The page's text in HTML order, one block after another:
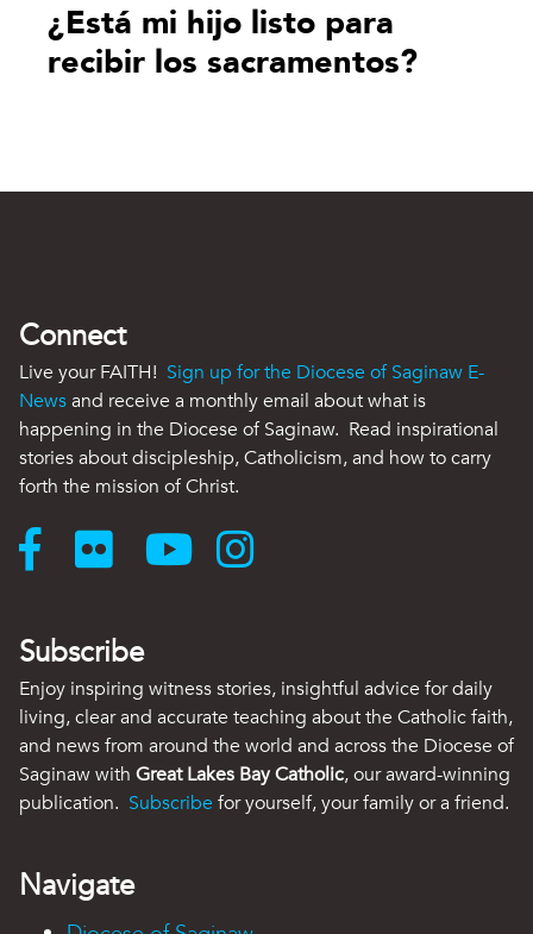
¿Está mi hijo listo para
recibir los sacramentos?
Connect
Live your FAITH! Sign up for the Diocese of Saginaw E-
Newsand receive a monthly email about what is
happening in the Diocese of Saginaw. Read inspirational
stories about discipleship, Catholicism, and how to carry
forth the mission of Christ.
Subscribe
Enjoy inspiring witness stories, insightful advice for daily
living, clear and accurate teaching about the Catholic faith,
and news from around the world and across the Diocese of
Saginaw with Great Lakes Bay Catholic, our award-winning
publication. Subscribe for yourself, your family or a friend.
Navigate